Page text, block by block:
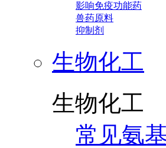
影响免疫功能药
兽药原料
抑制剂
生物化工
生物化工
常见氨